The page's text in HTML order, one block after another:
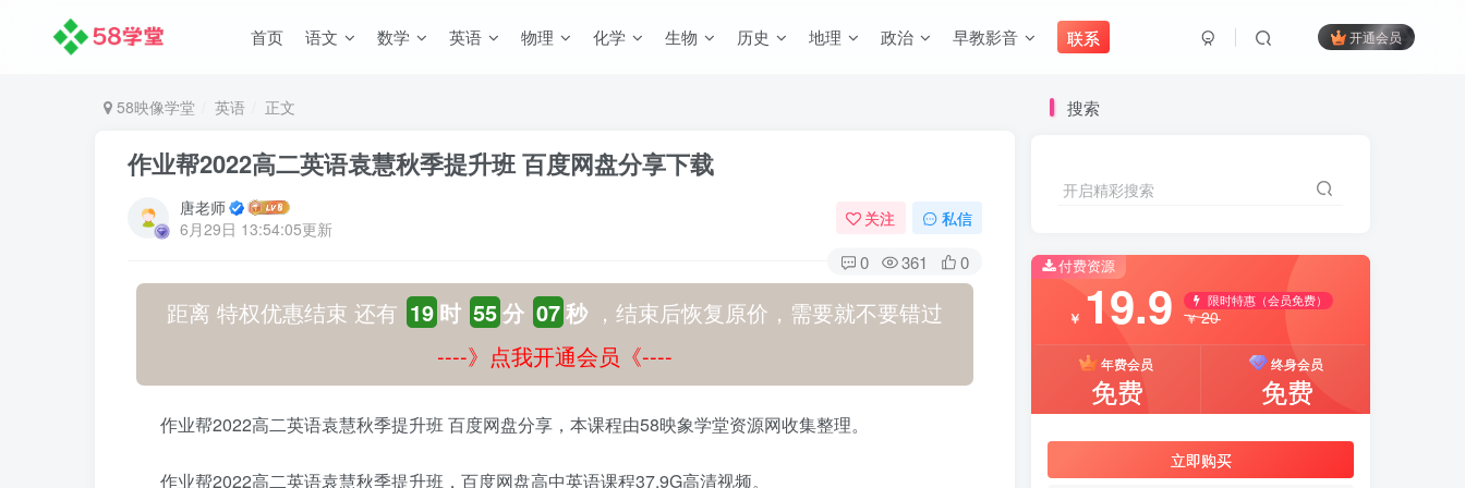
首页 语文 数学 英语 物理 化学 生物 历史 地理 政治 早教影音 联系 开通会员
58映像学堂 英语 正文
作业帮2022高二英语袁慧秋季提升班 百度网盘分享下载
唐老师
6月29日 13:54:05更新
关注 私信
0 361 0
距离 特权优惠结束 还有 19 时 55分 06秒，结束后恢复原价，需要就不要错过
----》点我开通会员《----
作业帮2022高二英语袁慧秋季提升班 百度网盘分享，本课程由58映象学堂资源网收集整理。
作业帮2022高二英语袁慧秋季提升班，百度网盘高中英语课程37.9G高清视频。
搜索
开启精彩搜索
付费资源
￥ 19.9 限时特惠（会员免费）
￥20
年费会员
免费
终身会员
免费
立即购买